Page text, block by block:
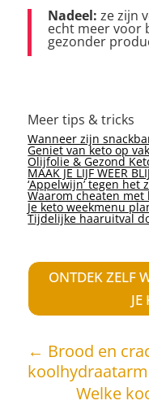
Nadeel: ze zijn
echt meer voor
gezonder
Meer tips & tricks
Wanneer zijn
Geniet van keto op
Olijfolie & Gezond
MAAK JE LIJF WEER
‘Appelwijn’ tegen het
Waarom cheaten met
Je keto weekmenu
Tijdelijke haaruitval
ONTDEK ZELF
← Brood en
Welke